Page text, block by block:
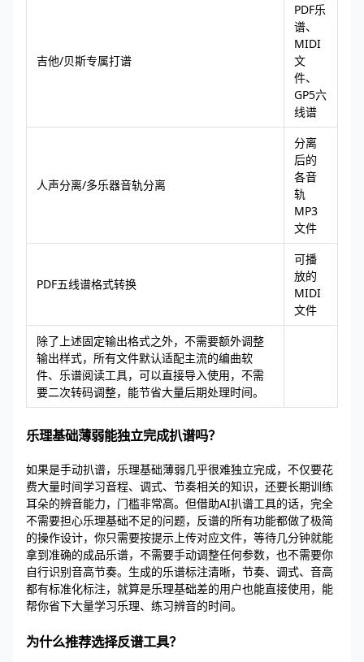
吉他/贝斯专属打谱
PDF乐
谱、
MIDI
文
件、
GP5六
线谱
人声分离/多乐器音轨分离
分离
后的
各音
轨
MP3
文件
PDF五线谱格式转换
可播
放的
MIDI
文件
除了上述固定输出格式之外，不需要额外调整
输出样式，所有文件默认适配主流的编曲软
件、乐谱阅读工具，可以直接导入使用，不需
要二次转码调整，能节省大量后期处理时间。
乐理基础薄弱能独立完成扒谱吗？
如果是手动扒谱，乐理基础薄弱几乎很难独立完成，不仅要花
费大量时间学习音程、调式、节奏相关的知识，还要长期训练
耳朵的辨音能力，门槛非常高。但借助AI扒谱工具的话，完全
不需要担心乐理基础不足的问题，反谱的所有功能都做了极简
的操作设计，你只需要按提示上传对应文件，等待几分钟就能
拿到准确的成品乐谱，不需要手动调整任何参数，也不需要你
自行识别音高节奏。生成的乐谱标注清晰，节奏、调式、音高
都有标准化标注，就算是乐理基础差的用户也能直接使用，能
帮你省下大量学习乐理、练习辨音的时间。
为什么推荐选择反谱工具？